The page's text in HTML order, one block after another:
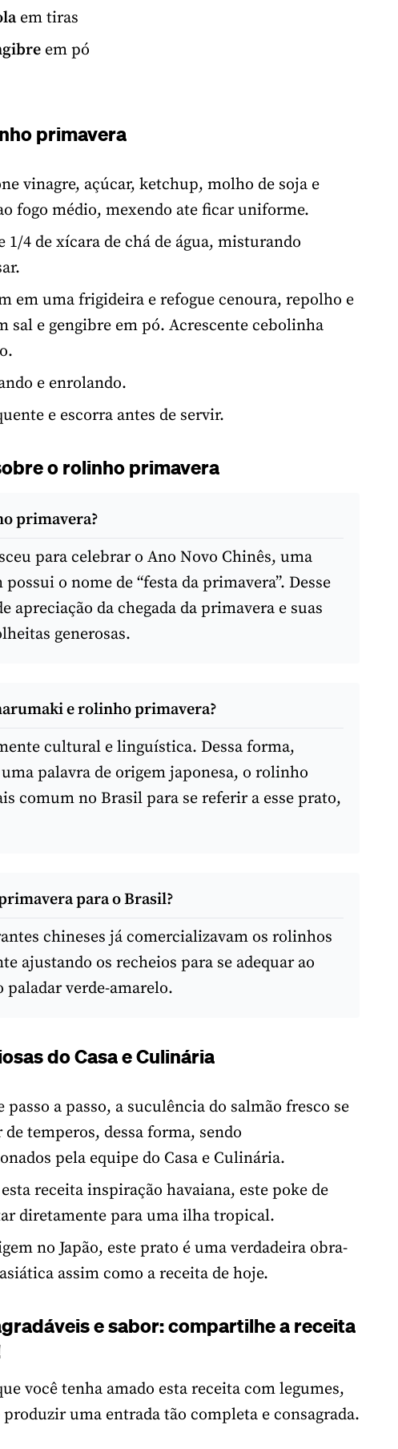
em tiras
em pó
primavera
vinagre, açúcar, ketchup, molho de soja e
fogo médio, mexendo ate ficar uniforme.
1/4 de xícara de chá de água, misturando
em uma frigideira e refogue cenoura, repolho e
sal e gengibre em pó. Acrescente cebolinha
e enrolando.
e escorra antes de servir.
o rolinho primavera
primavera?
para celebrar o Ano Novo Chinês, uma
o nome de “festa da primavera”. Desse
apreciação da chegada da primavera e suas
generosas.
e rolinho primavera?
cultural e linguística. Dessa forma,
palavra de origem japonesa, o rolinho
comum no Brasil para se referir a esse prato,
para o Brasil?
chineses já comercializavam os rolinhos
ajustando os recheios para se adequar ao
paladar verde-amarelo.
do Casa e Culinária
passo a passo, a suculência do salmão fresco se
temperos, dessa forma, sendo
pela equipe do Casa e Culinária.
receita inspiração havaiana, este poke de
diretamente para uma ilha tropical.
no Japão, este prato é uma verdadeira obra-
assim como a receita de hoje.
e sabor: compartilhe a receita
você tenha amado esta receita com legumes,
uma entrada tão completa e consagrada.